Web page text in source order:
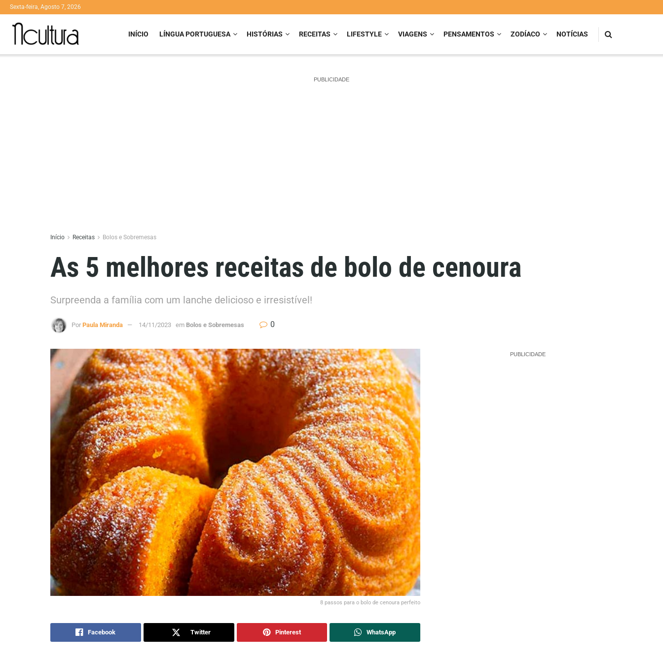
Sexta-feira, Agosto 7, 2026
INÍCIO LÍNGUA PORTUGUESA HISTÓRIAS RECEITAS LIFESTYLE VIAGENS PENSAMENTOS ZODÍACO NOTÍCIAS
PUBLICIDADE
Início Receitas Bolos e Sobremesas
As 5 melhores receitas de bolo de cenoura
Surpreenda a família com um lanche delicioso e irresistível!
Por Paula Miranda 14/11/2023 em Bolos e Sobremesas 0
8 passos para o bolo de cenoura perfeito
Facebook Twitter Pinterest WhatsApp
PUBLICIDADE